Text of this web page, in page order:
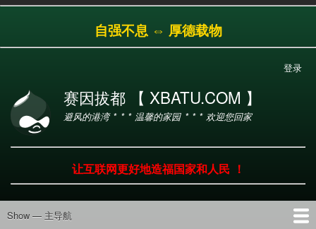
转
到
内
容
自强不息 ⇔ 厚德载物
户
登录
赛因拔都 【 XBATU.COM 】
避风的港湾 * * * 温馨的家园 * * * 欢迎您回家
让互联网更好地造福国家和人民 ！
主
Show — 主导航